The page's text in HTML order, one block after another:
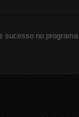
sucesso no programa